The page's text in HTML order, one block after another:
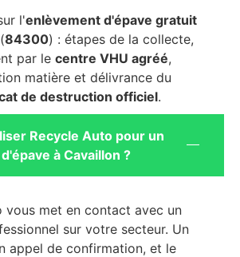
l'enlèvement d'épave gratuit
(84300) : étapes de la collecte,
par lecentre VHU agréé,
matière et délivrance du
de destruction officiel.
Recycle Auto pour un
à Cavaillon ?
vous met en contact avec un
sur votre secteur. Un
appel de confirmation, et le